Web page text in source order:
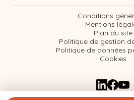
Conditions
Mentions
Plan du site
Politique de gestion
Politique de données
Cookies